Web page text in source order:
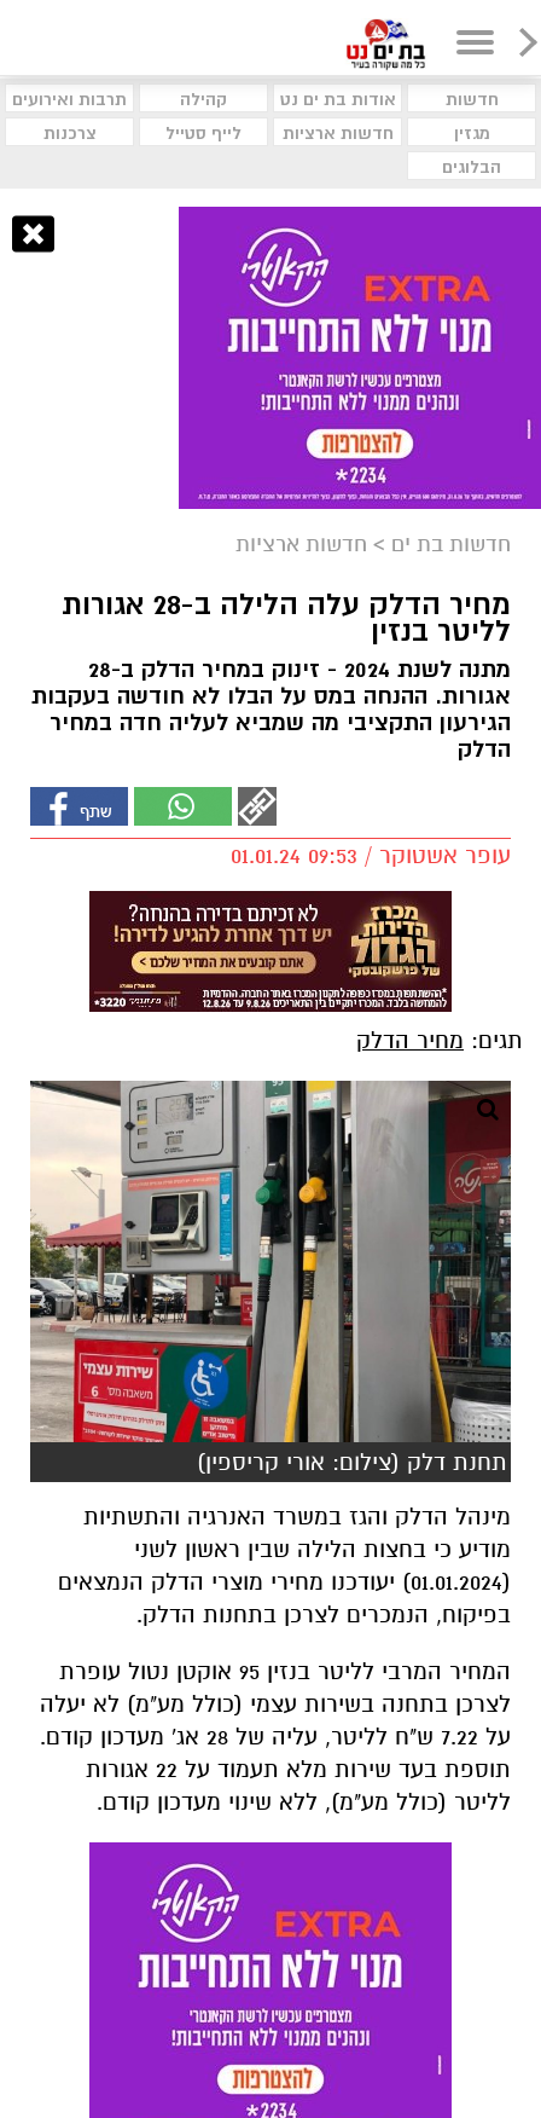
חדשות אודות בת ים נט קהילה
תרבות ואירועים
מגזין
חדשות ארציות לייף סטייל
צרכנות
הבלוגים
חדשות בת ים > חדשות ארציות
מחיר הדלק עלה הלילה ב-28 אגורות
לליטר בנזין
מתנה לשנת 2024 - זינוק במחיר הדלק ב-28
אגורות. ההנחה במס על הבלו לא חודשה בעקבות
הגירעון התקציבי מה שמביא לעליה חדה במחיר
הדלק
עופר אשטוקר / 09:53 01.01.24
תגים: מחיר הדלק
תחנת דלק (צילום: אורי קריספין)
מינהל הדלק והגז במשרד האנרגיה והתשתיות
מודיע כי בחצות הלילה שבין ראשון לשני
(01.01.2024) יעודכנו מחירי מוצרי הדלק הנמצאים
בפיקוח, הנמכרים לצרכן בתחנות הדלק.
המחיר המרבי לליטר בנזין 95 אוקטן נטול עופרת
לצרכן בתחנה בשירות עצמי (כולל מע"מ) לא יעלה
על 7.22 ש"ח לליטר, עליה של 28 אג' מעדכון קודם.
תוספת בעד שירות מלא תעמוד על 22 אגורות
לליטר (כולל מע"מ), ללא שינוי מעדכון קודם.